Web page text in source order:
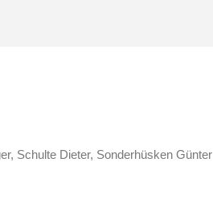
Schulte Dieter, Sonderhüsken Günter